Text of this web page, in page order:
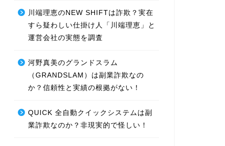
川端理恵のNEW SHIFTは詐欺？実在
すら疑わしい仕掛け人「川端理恵」と
運営会社の実態を調査
河野真美のグランドスラム
（GRANDSLAM）は副業詐欺なの
か？信頼性と実績の根拠がない！
QUICK 全自動クイックシステムは副
業詐欺なのか？非現実的で怪しい！